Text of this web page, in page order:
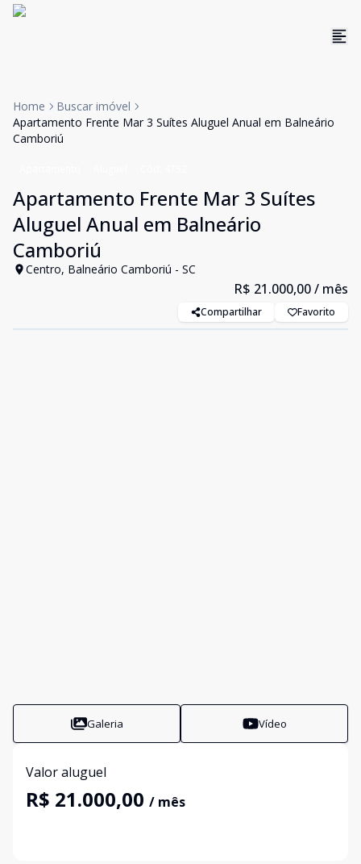
Home
Buscar imóvel
Apartamento Frente Mar 3 Suítes Aluguel Anual em Balneário
Camboriú
Apartamento Frente Mar 3 Suítes
Aluguel Anual em Balneário
Camboriú
Centro, Balneário Camboriú - SC
R$ 21.000,00/ mês
Compartilhar Favorito
Galeria Vídeo
Valor aluguel
R$ 21.000,00 / mês